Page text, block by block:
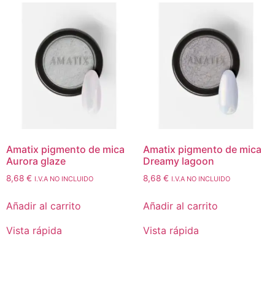
Amatix pigmento de mica
Aurora glaze
8,68 € I.V.A NO INCLUIDO
Añadir al carrito
Vista rápida
Amatix pigmento de mica
Dreamy lagoon
8,68 € I.V.A NO INCLUIDO
Añadir al carrito
Vista rápida